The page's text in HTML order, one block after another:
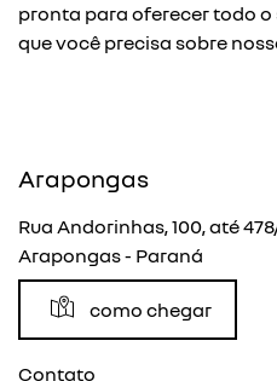
pronta para oferecer todo
que você precisa sobre
Arapongas
Rua Andorinhas, 100, até
Arapongas - Paraná
como chegar
Contato